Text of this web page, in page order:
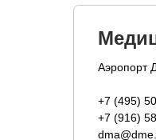
Аэропорт
+7 (495)
+7 (916)